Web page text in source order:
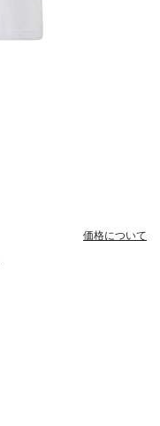
価格について